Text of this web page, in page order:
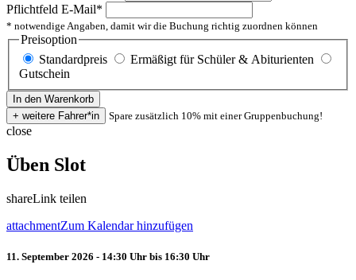
Pflichtfeld E-Mail*
* notwendige Angaben, damit wir die Buchung richtig zuordnen können
Preisoption
Standardpreis
Ermäßigt für Schüler & Abiturienten
Gutschein
Spare zusätzlich 10% mit einer Gruppenbuchung!
close
Üben Slot
shareLink teilen
attachmentZum Kalendar hinzufügen
11. September 2026 - 14:30 Uhr bis 16:30 Uhr